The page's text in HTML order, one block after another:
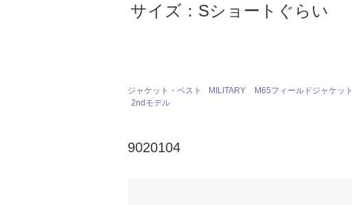
サイズ：Sショートぐらい
ジャケット・ベスト MILITARY
M65フィールドジャケット
2ndモデル
9020104